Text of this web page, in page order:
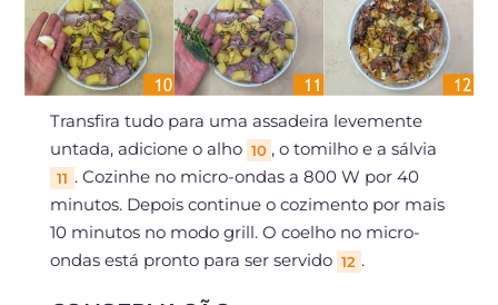
Transfira tudo para uma assadeira levemente
untada, adicione o alho 10 , o tomilho e a sálvia
11 . Cozinhe no micro-ondas a 800 W por 40
minutos. Depois continue o cozimento por mais
10 minutos no modo grill. O coelho no micro-
ondas está pronto para ser servido 12 .